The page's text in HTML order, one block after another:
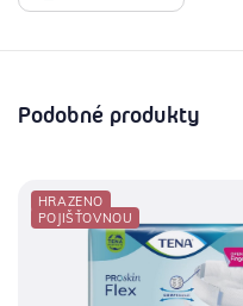
Podobné produkty
HRAZENO
POJIŠŤOVNOU